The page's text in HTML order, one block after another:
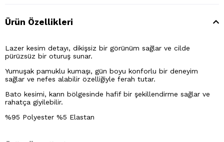
Ürün Özellikleri
Lazer kesim detayı, dikişsiz bir görünüm sağlar ve cilde
pürüzsüz bir oturuş sunar.
Yumuşak pamuklu kumaşı, gün boyu konforlu bir deneyim
sağlar ve nefes alabilir özelliğiyle ferah tutar.
Bato kesimi, karın bölgesinde hafif bir şekillendirme sağlar ve
rahatça giyilebilir.
%95 Polyester %5 Elastan